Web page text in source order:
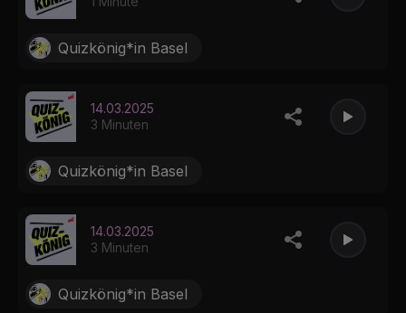
Quizkönig*in Basel
14.03.2025
3 Minuten
Quizkönig*in Basel
14.03.2025
3 Minuten
Quizkönig*in Basel